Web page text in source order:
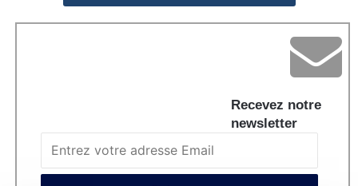
Recevez notre
newsletter